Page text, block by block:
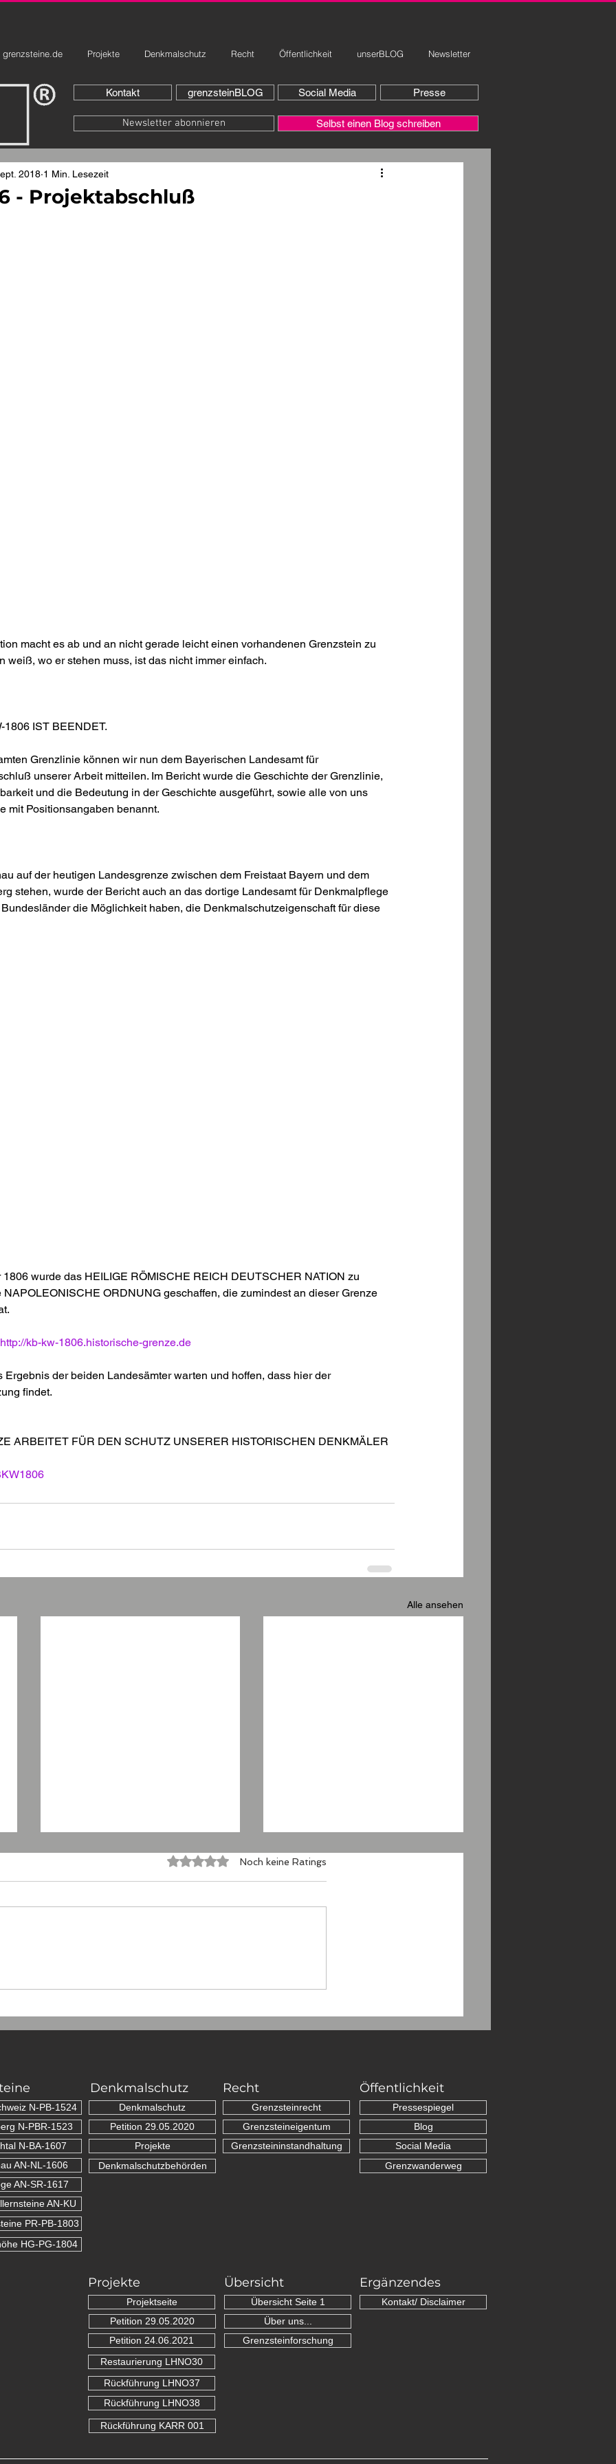
grenzsteine.de Projekte Denkmalschutz Recht Öffentlichkeit unserBLOG Newsletter
Kontakt grenzsteinBLOG Social Media Presse
Newsletter abonnieren Selbst einen Blog schreiben
- Projektabschluß
2018 1 Min. Lesezeit
bewertet.
macht es ab und an nicht gerade leicht einen vorhandenen Grenzstein zu
weiß, wo er stehen muss, ist das nicht immer einfach.
1806 IST BEENDET.
Grenzlinie können wir nun dem Bayerischen Landesamt für
unserer Arbeit mitteilen. Im Bericht wurde die Geschichte der Grenzlinie,
und die Bedeutung in der Geschichte ausgeführt, sowie alle von uns
mit Positionsangaben benannt.
auf der heutigen Landesgrenze zwischen dem Freistaat Bayern und dem
stehen, wurde der Bericht auch an das dortige Landesamt für Denkmalpflege
die Möglichkeit haben, die Denkmalschutzeigenschaft für diese
1806 wurde das HEILIGE RÖMISCHE REICH DEUTSCHER NATION zu
NAPOLEONISCHE ORDNUNG geschaffen, die zumindest an dieser Grenze
http://kb-kw-1806.historische-grenze.de
Ergebnis der beiden Landesämter warten und hoffen, dass hier der
findet.
ARBEITET FÜR DEN SCHUTZ UNSERER HISTORISCHEN DENKMÄLER
Alle ansehen
Mit 0 von 5 Sternen bewertet.
Noch keine Ratings
N-PB-1524
N-PBR-1523
N-BA-1607
AN-NL-1606
AN-SR-1617
Denkmalschutz
Denkmalschutz
Petition 29.05.2020
Projekte
Recht
Grenzsteinrecht
Grenzsteineigentum
Grenzsteininstandhaltung
Denkmalschutzbehörden
Öffentlichkeit
Pressespiegel
Blog
Social Media
Grenzwanderweg
AN-KU
PR-PB-1803
HG-PG-1804
Projekte
Projektseite
Petition 29.05.2020
Petition 24.06.2021
Übersicht
Übersicht Seite 1
Ergänzendes
Kontakt/ Disclaimer
Über uns...
Grenzsteinforschung
Restaurierung LHNO30
Rückführung LHNO37
Rückführung LHNO38
Rückführung KARR 001